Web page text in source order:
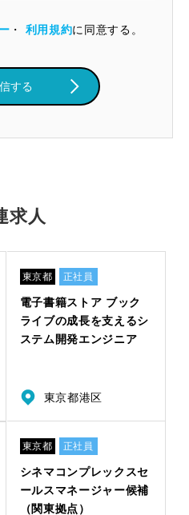
・ 利用規約に同意する。
求人
東京都 正社員
電子書籍ストア ブック
ライブの成長を支えるシ
ステム開発エンジニア
東京都港区
東京都 正社員
シネマコンプレックスセ
ールスマネージャー候補
（関東拠点）